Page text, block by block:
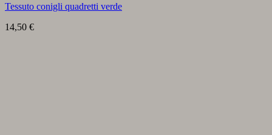
Tessuto conigli quadretti verde
14,50 €